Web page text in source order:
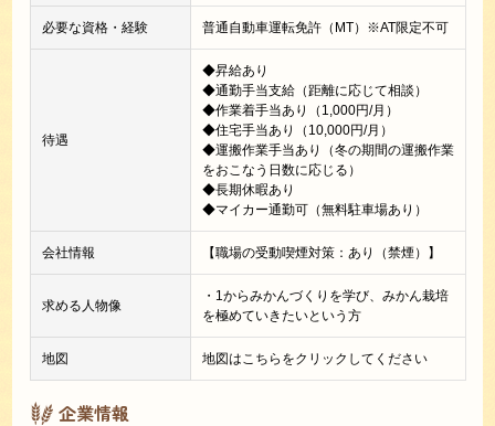
必要な資格・経験 普通自動車運転免許（MT）※AT限定不可
待遇
◆昇給あり
◆通勤手当支給（距離に応じて相談）
◆作業着手当あり（1,000円/月）
◆住宅手当あり（10,000円/月）
◆運搬作業手当あり（冬の期間の運搬作業
をおこなう日数に応じる）
◆長期休暇あり
◆マイカー通勤可（無料駐車場あり）
会社情報 【職場の受動喫煙対策：あり（禁煙）】
求める人物像
・1からみかんづくりを学び、みかん栽培
を極めていきたいという方
地図 地図はこちらをクリックしてください
企業情報